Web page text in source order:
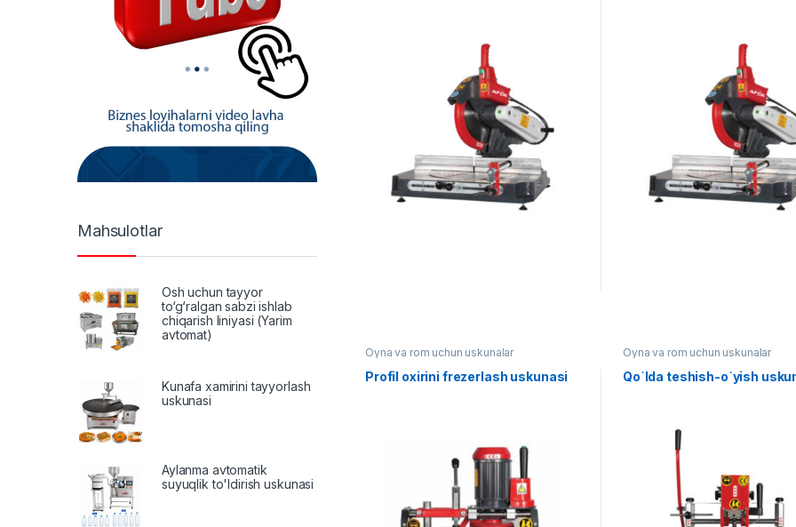
Oyna va rom uchun uskunalar
Profil oxirini frezerlash uskunasi
Oyna va rom uchun uskunalar
Qo`lda teshish-o`yish
Mahsulotlar
Osh uchun tayyor
to‘g‘ralgan sabzi ishlab
chiqarish liniyasi (Yarim
avtomat)
Kunafa xamirini tayyorlash
uskunasi
Aylanma avtomatik
suyuqlik to'ldirish uskunasi